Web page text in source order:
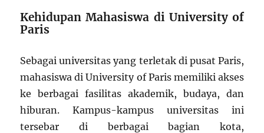
Kehidupan Mahasiswa di University of
Paris
Sebagai universitas yang terletak di pusat Paris,
mahasiswa di University of Paris memiliki akses
ke berbagai fasilitas akademik, budaya, dan
hiburan. Kampus-kampus universitas ini
tersebar di berbagai bagian kota,